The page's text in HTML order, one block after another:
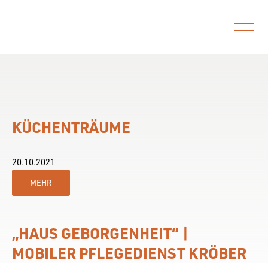
MENÜ
KÜCHENTRÄUME
20.10.2021
MEHR
„HAUS GEBORGENHEIT“ |
MOBILER PFLEGEDIENST KRÖBER